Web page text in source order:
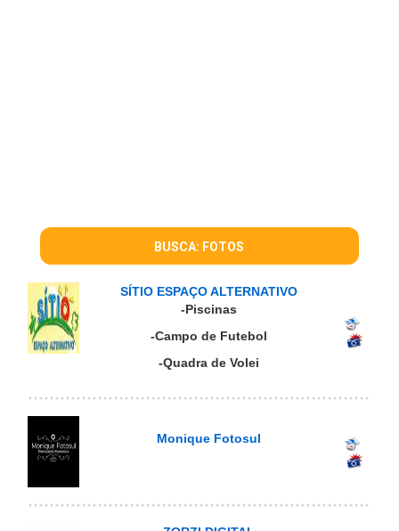
BUSCA: FOTOS
SÍTIO ESPAÇO ALTERNATIVO
-Piscinas
-Campo de Futebol
-Quadra de Volei
Monique Fotosul